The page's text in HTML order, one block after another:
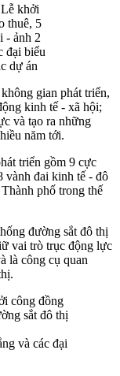
đại biểu
dự án
gian phát triển,
kinh tế - xã hội;
và tạo ra những
năm tới.
triển gồm 9 cực
vành đai kinh tế - đô
phố trong thế
đường sắt đô thị
vai trò trục động lực
là công cụ quan
và các đại